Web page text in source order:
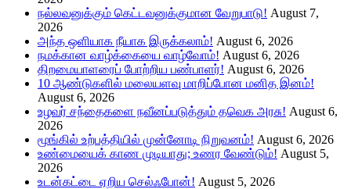
நல்லவனுக்கும் கெட்டவனுக்குமான வேறுபாடு! August 7,
2026
அந்த ஒளியாக நீயாக இருக்கலாம்! August 6, 2026
நமக்கான வாழ்க்கையை வாழ்வோம்! August 6, 2026
திறமையாளரைப் போற்றிய பண்பாளர்! August 6, 2026
10 ஆண்டுகளில் மலையளவு மாறிப்போன மனித இனம்!
August 6, 2026
உழவர் சந்தைகளை நவீனப்படுத்தும் தவெக அரசு! August 6,
2026
மூங்கில் உற்பத்தியில் முன்னோடி நிறுவனம்! August 6, 2026
உண்மையைக் காண முடியாது; உணர வேண்டும்! August 5,
2026
உடன்கட்டை ஏறிய செல்ஃபோன்! August 5, 2026